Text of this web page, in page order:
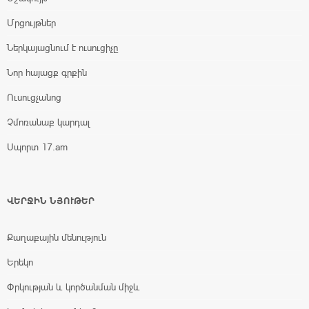
Մրցույթներ
Ներկայացնում է ուսուցիչը
Նոր հայացք գրքին
Ուսուցչանոց
Չմոռանաք կարդալ
Սպորտ 17.am
ՎԵՐՋԻՆ ՆՅՈՒԹԵՐ
Քաղաքային մենություն
Երեկո
Փրկության և կործանման միջև